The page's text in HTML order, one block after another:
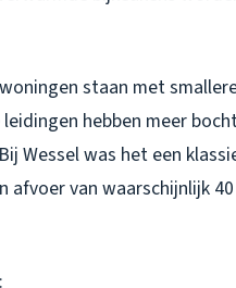
staan met
hebben meer
Wessel was het een
van waarschijnlijk